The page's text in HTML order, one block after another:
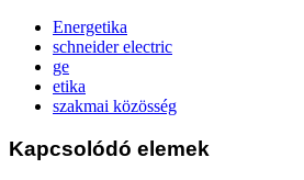
Energetika
schneider electric
ge
etika
szakmai közösség
Kapcsolódó elemek